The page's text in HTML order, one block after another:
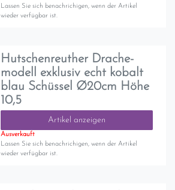
Lassen Sie sich benachrichigen, wenn der Artikel
wieder verfügbar ist.
Hutschenreuther Drache-
modell exklusiv echt kobalt
blau Schüssel Ø20cm Höhe
10,5
Artikel anzeigen
Ausverkauft
Lassen Sie sich benachrichigen, wenn der Artikel
wieder verfügbar ist.